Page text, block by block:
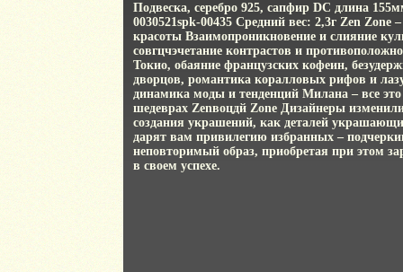
Подвеска, серебро 925, сапфир DC длина
0030521spk-00435 Средний вес: 2,3г Zen Zone
красоты Взаимопроникновение и слияние
совгцчэчетание контрастов и
Токио, обаяние французских кофеин,
дворцов, романтика коралловых рифов и
динамика моды и тенденций Милана – все
шедеврах Zenвоцдй Zone Дизайнеры
создания украшений, как деталей
дарят вам привилегию избранных –
неповторимый образ, приобретая при этом
в своем успехе.